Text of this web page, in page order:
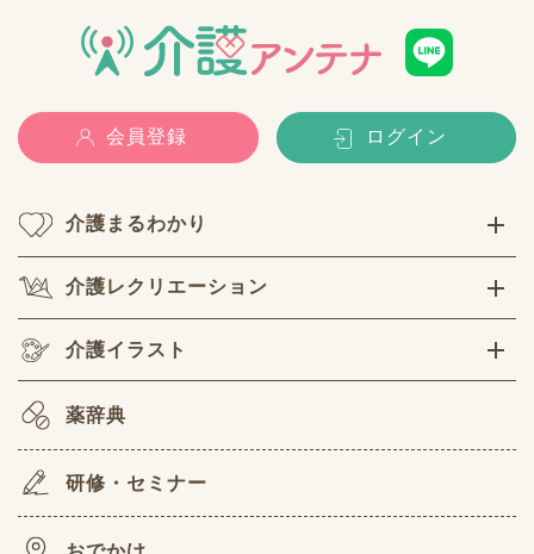
会員登録 ログイン
介護まるわかり
介護レクリエーション
介護イラスト
薬辞典
研修・セミナー